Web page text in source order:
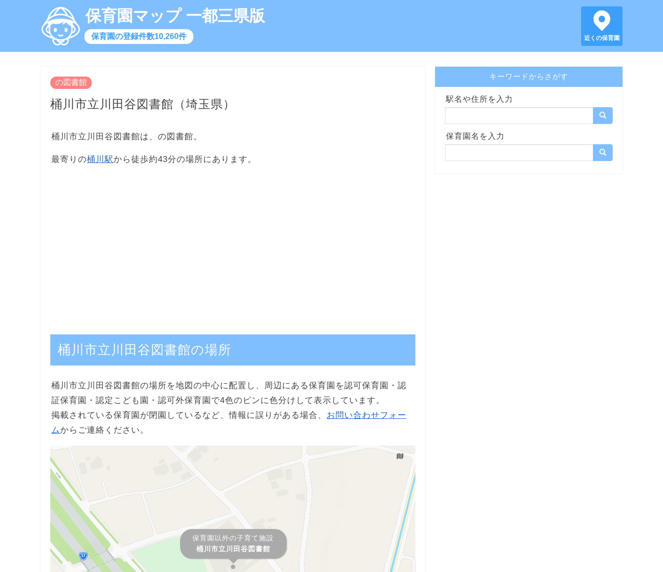
保育園マップ 一都三県版
保育園の登録件数10,260件 近くの保育園
の図書館
桶川市立川田谷図書館（埼玉県）
桶川市立川田谷図書館は、の図書館。
最寄りの桶川駅から徒歩約43分の場所にあります。
桶川市立川田谷図書館の場所
桶川市立川田谷図書館の場所を地図の中心に配置し、周辺にある保育園を認可保育園・認
証保育園・認定こども園・認可外保育園で4色のピンに色分けして表示しています。
掲載されている保育園が閉園しているなど、情報に誤りがある場合、 お問い合わせフォー
ム からご連絡ください。
保育園以外の子育て施設
桶川市立川田谷図書館
キーワードからさがす
駅名や住所を入力
保育園名を入力